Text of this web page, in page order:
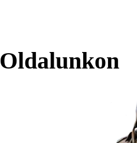
Oldalunkon